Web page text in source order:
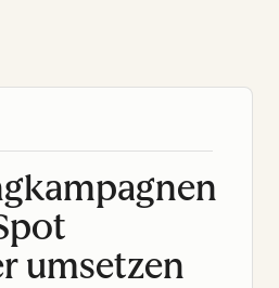
umsetzen